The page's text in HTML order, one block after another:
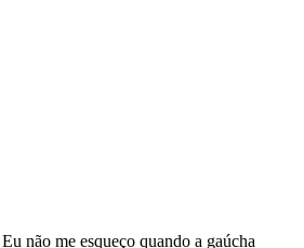
não me esqueço quando a gaúcha